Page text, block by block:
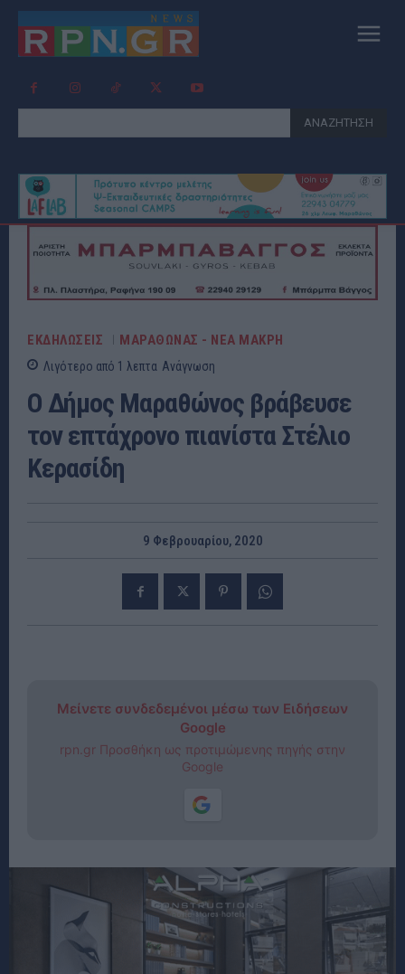
ΑΝΑΖΗΤΗΣΗ
ΕΚΔΗΛΩΣΕΙΣ ΜΑΡΑΘΩΝΑΣ - ΝΕΑ ΜΑΚΡΗ
Λιγότερο από 1 λεπτα Ανάγνωση
Ο Δήμος Μαραθώνος βράβευσε
τον επτάχρονο πιανίστα Στέλιο
Κερασίδη
9 Φεβρουαρίου, 2020
Μείνετε συνδεδεμένοι μέσω των Ειδήσεων
Google
rpn.gr Προσθήκη ως προτιμώμενης πηγής στην
Google